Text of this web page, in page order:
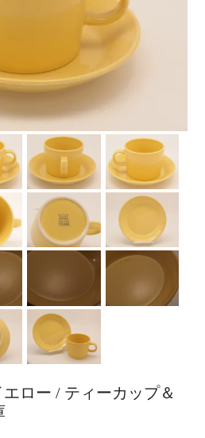
エロー / ティーカップ＆